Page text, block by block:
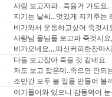
사랑 보고자파...죽을거 가토요
지기는 날씨...멋있게 지기주는
비가와서 운동하고싶어 죽것시
사랑님 울님들 보고파 죽것시요
비가오네요,,,,따신커피한잔마
다들 보고잡아 죽을 것 같네요
저도 보고 잡은데..죽으면 안되
조만간 모두 볼 일을 만들어 볼
여기들어와 있으니 감동먹어